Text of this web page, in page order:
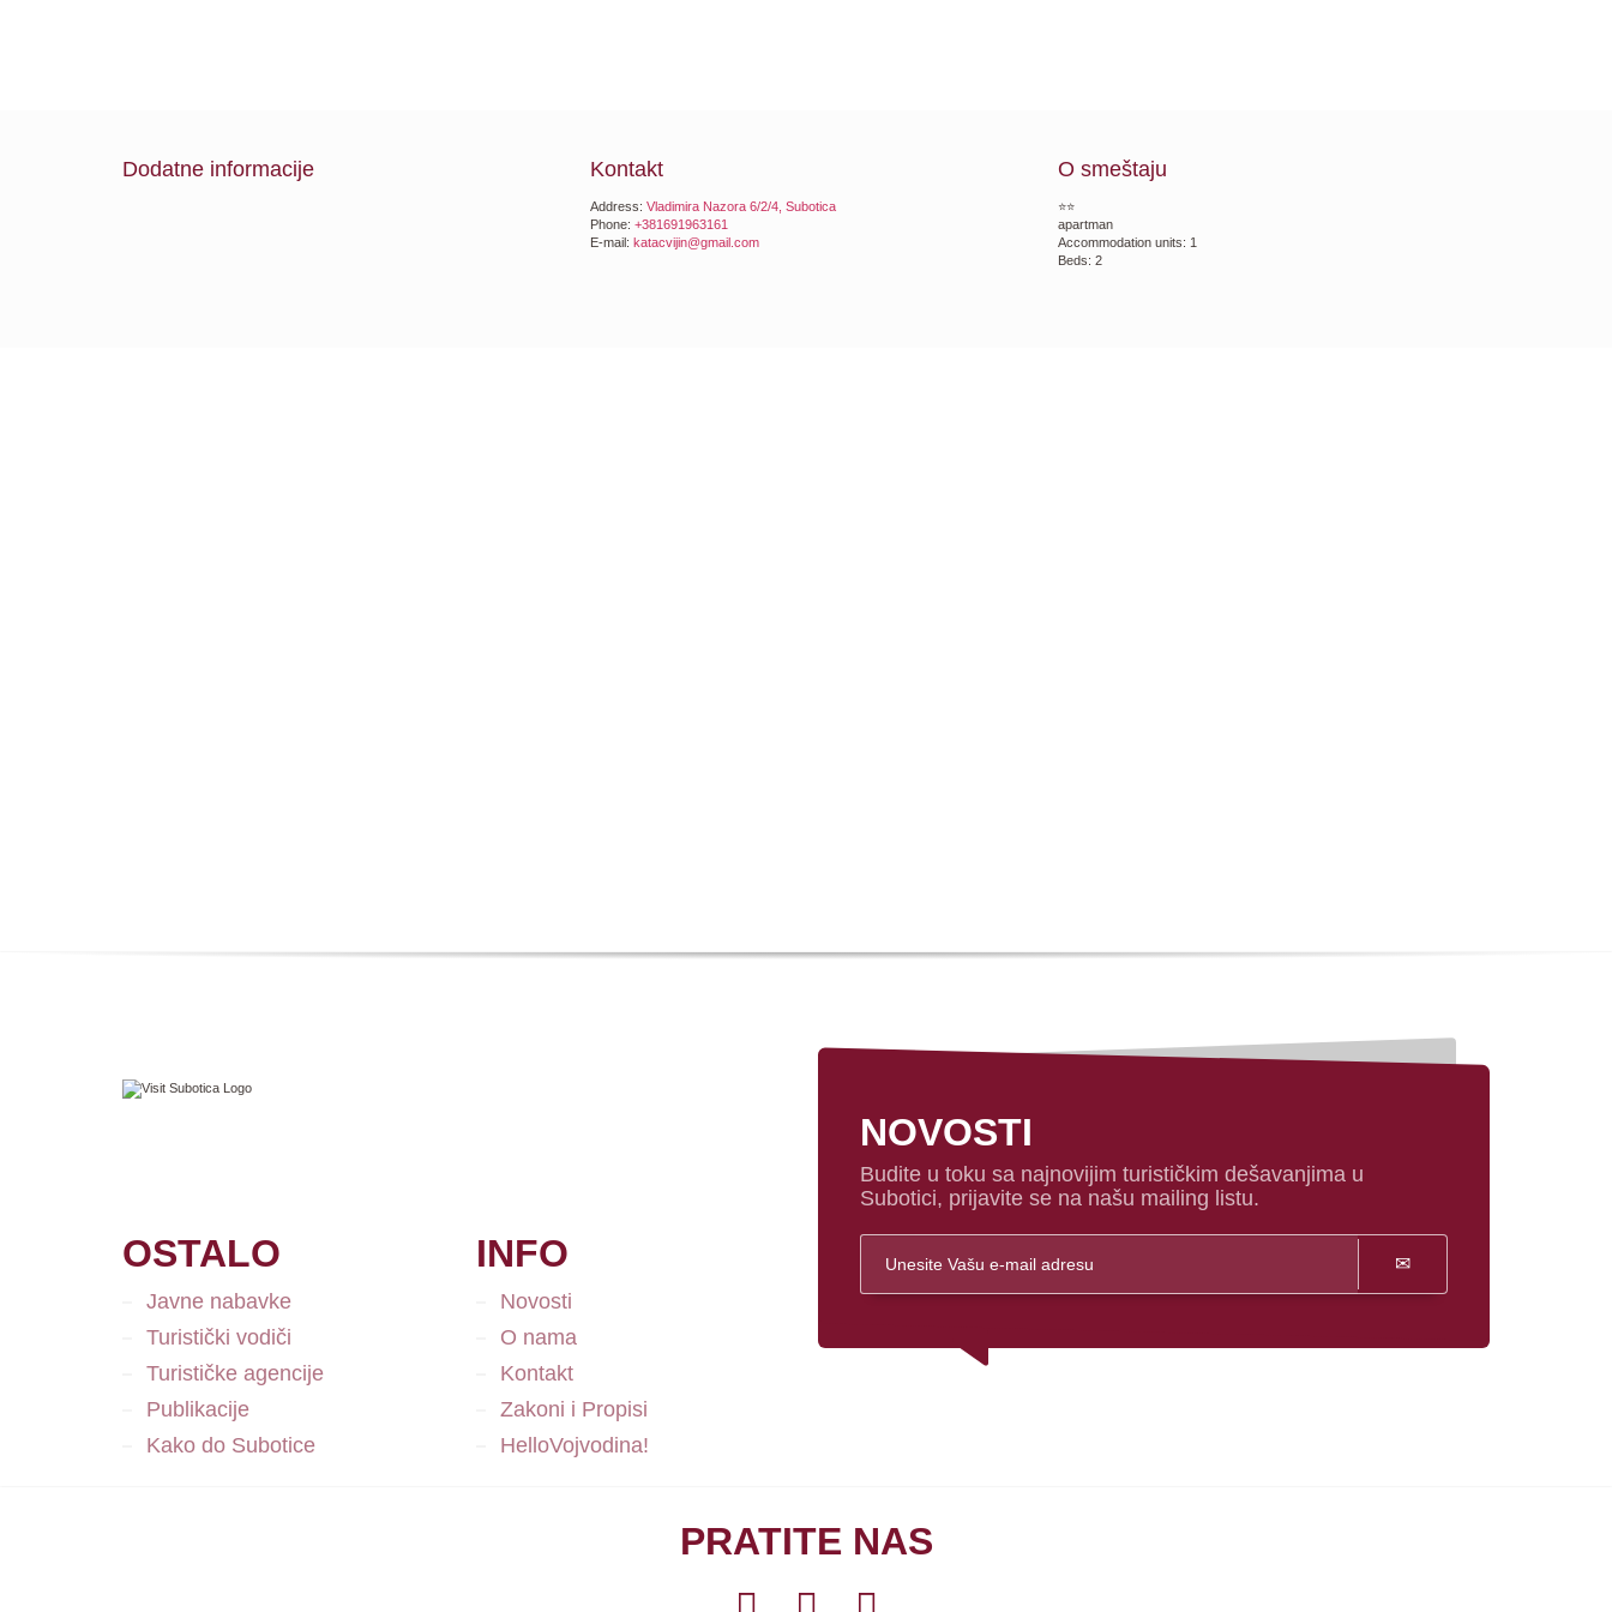
Dodatne informacije Kontakt
Address: Vladimira Nazora 6/2/4, Subotica
Phone: +381691963161
E-mail: katacvijin@gmail.com
O smeštaju
⭐⭐
apartman
Accommodation units: 1
Beds: 2
OSTALO
Javne nabavke
Turistički vodiči
Turističke agencije
Publikacije
Kako do Subotice
INFO
Novosti
O nama
Kontakt
Zakoni i Propisi
HelloVojvodina!
NOVOSTI
Budite u toku sa najnovijim turističkim dešavanjima u
Subotici, prijavite se na našu mailing listu.
PRATITE NAS